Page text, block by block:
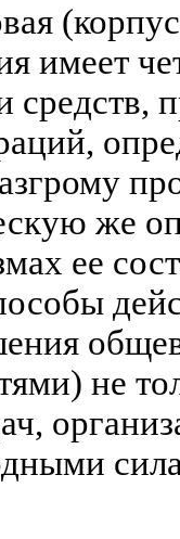
имеет
средств,
же
ее
не